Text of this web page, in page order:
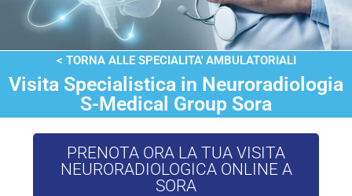
< TORNA ALLE SPECIALITA' AMBULATORIALI
Visita Specialistica in Neuroradiologia
S-Medical Group Sora
PRENOTA ORA LA TUA VISITA
NEURORADIOLOGICA ONLINE A
SORA